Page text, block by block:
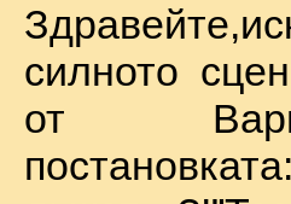
силното
от